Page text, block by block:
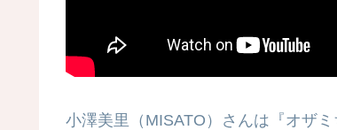
小澤美里（MISATO）さんは『オザ